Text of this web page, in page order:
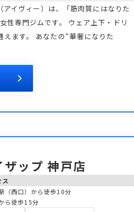
イヴィー）は、「筋肉質にはなりた
性専門ジムです。 ウェア上下・ドリ
ます。 あなたの“華奢になりた
ザップ 神戸店
ス
（西口）から徒歩10分
ら徒歩15分